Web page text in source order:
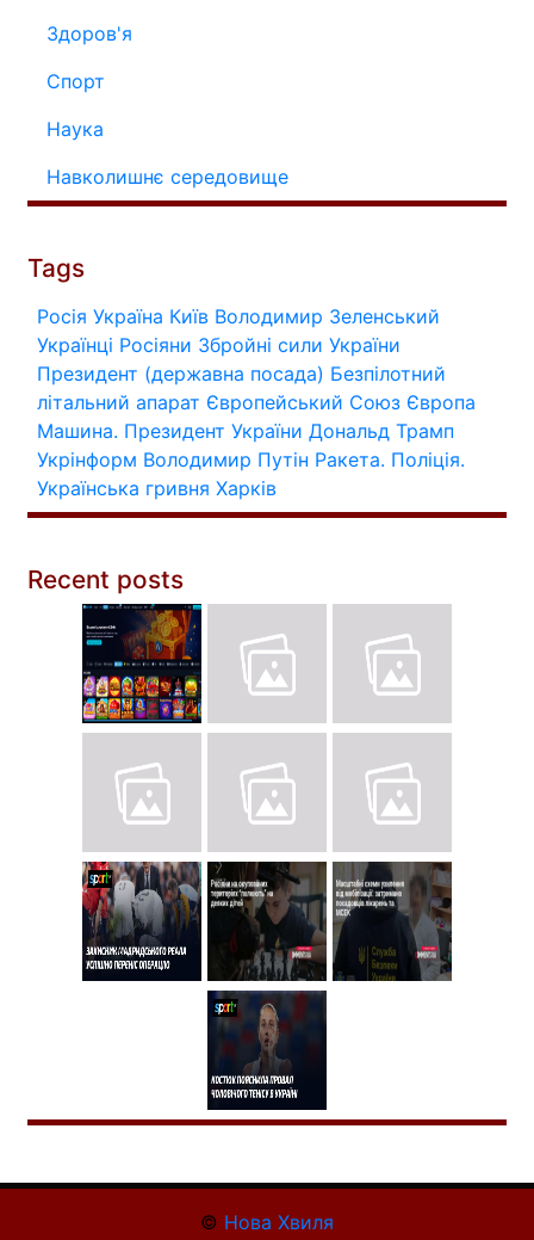
Здоров'я
Спорт
Наука
Навколишнє середовище
Tags
Росія Україна Київ Володимир Зеленський
Українці Росіяни Збройні сили України
Президент (державна посада) Безпілотний
літальний апарат Європейський Союз Європа
Машина. Президент України Дональд Трамп
Укрінформ Володимир Путін Ракета. Поліція.
Українська гривня Харків
Recent posts
© Нова Хвиля